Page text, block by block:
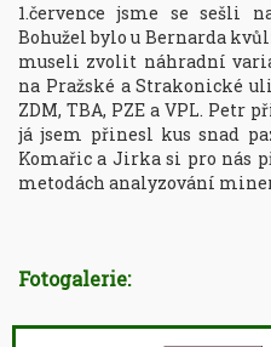
1.července jsme se sešli
Bohužel bylo u Bernarda
museli zvolit náhradní
na Pražské a Strakonické
ZDM, TBA, PZE a VPL. Petr
já jsem přinesl kus snad
Komařic a Jirka si pro nás
metodách analyzování
Fotogalerie: